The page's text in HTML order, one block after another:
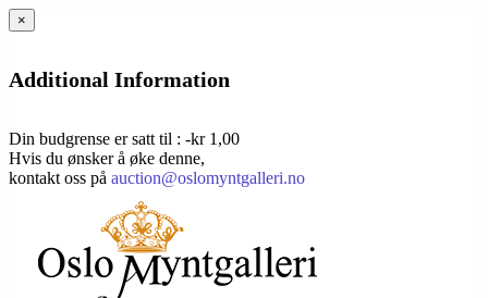
×
Additional Information
Din budgrense er satt til : -kr 1,00
Hvis du ønsker å øke denne,
kontakt oss på auction@oslomyntgalleri.no